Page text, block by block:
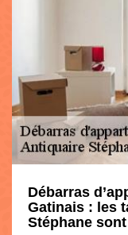
Débarras
Gatinais : les
Stéphane